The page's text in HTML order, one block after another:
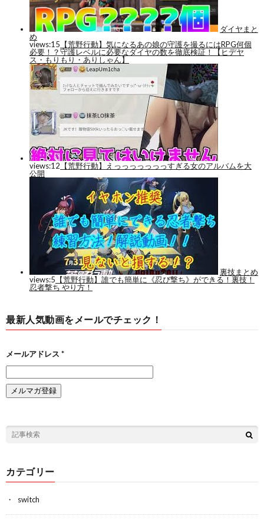
最新人気動画をメールでチェック！
メールアドレス *
カテゴリー
switch